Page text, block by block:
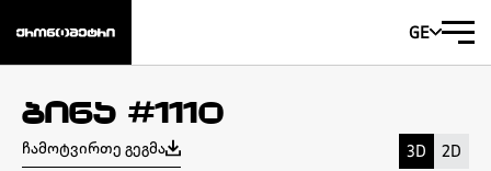
GE
ბინა #1110
ჩამოტვირთე გეგმა 3D 2D